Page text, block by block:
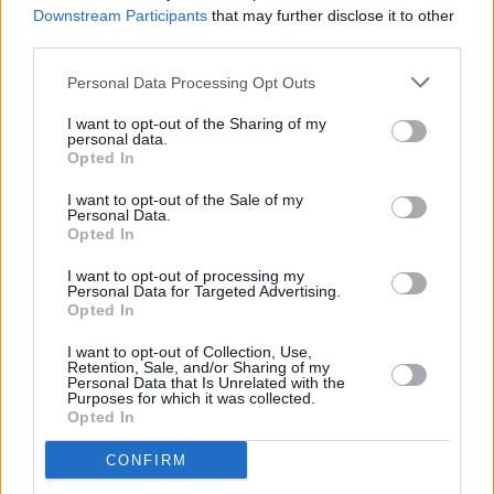
Downstream Participants that may further disclose it to other
Personal Data Processing Opt Outs
I want to opt-out of the Sharing of my
personal data.
Opted In
I want to opt-out of the Sale of my
Personal Data.
Opted In
I want to opt-out of processing my
Personal Data for Targeted Advertising.
Opted In
I want to opt-out of Collection, Use,
Retention, Sale, and/or Sharing of my
Personal Data that Is Unrelated with the
Purposes for which it was collected.
Opted In
CONFIRM
Στην αγορά συναλλάγματος,το δολάριοέπιασε
υψηλό πέντε μηνών έναντι του ευρώ, σημειώνοντας